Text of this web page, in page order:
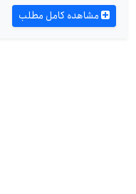
مشاهده کامل مطلب